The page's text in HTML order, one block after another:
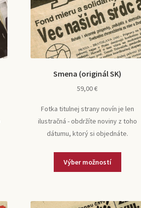
Smena (originál SK)
59,00€
Fotka titulnej strany novín je len
ilustračná - obdržíte noviny z toho
dátumu, ktorý si objednáte.